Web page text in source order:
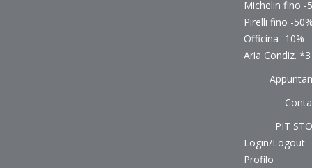
Michelin fino -
Pirelli fino -
Officina -10%
Aria Condiz.
PIT
Login/Logout
Profilo